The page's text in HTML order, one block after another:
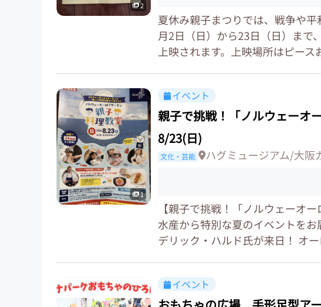
2
夏休み親子まつりでは、戦争や
月2日（日）から23日（日）まで
上映されます。上映場所はピー
1
イベント
親子で挑戦！「ノルウェーオ
8/23(日)
文化・芸能 ハグミュージアム/大阪
【親子で挑戦！「ノルウェーオ
水産から特別な夏のイベントを
デリック・ハルド氏が来日！ オ
イベント